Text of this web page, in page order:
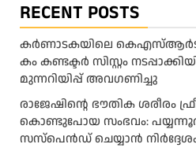
RECENT POSTS
കര്‍ണാടകയിലെ
കം കണ്ടക്ടര്‍ സിസ്റ്റം
മുന്നറിയിപ്പ് അവഗണിച്ചു
രാജേഷിന്റെ ഭൗതിക ശരീരം
കൊണ്ടുപോയ സംഭവം:
സസ്പെൻഡ് ചെയ്യാൻ